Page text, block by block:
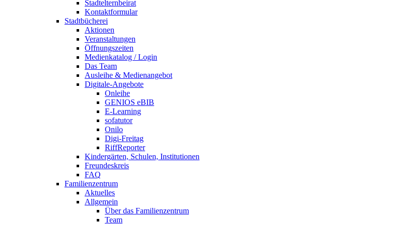
Stadtelternbeirat
Kontaktformular
Stadtbücherei
Aktionen
Veranstaltungen
Öffnungszeiten
Medienkatalog / Login
Das Team
Ausleihe & Medienangebot
Digitale-Angebote
Onleihe
GENIOS eBIB
E-Learning
sofatutor
Onilo
Digi-Freitag
RiffReporter
Kindergärten, Schulen, Institutionen
Freundeskreis
FAQ
Familienzentrum
Aktuelles
Allgemein
Über das Familienzentrum
Team